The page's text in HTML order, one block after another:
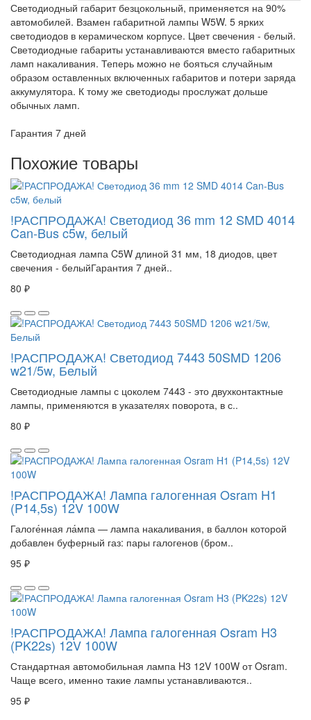
Светодиодный габарит безцокольный, применяется на 90%
автомобилей. Взамен габаритной лампы W5W. 5 ярких
светодиодов в керамическом корпусе. Цвет свечения - белый.
Светодиодные габариты устанавливаются вместо габаритных
ламп накаливания. Теперь можно не бояться случайным
образом оставленных включенных габаритов и потери заряда
аккумулятора. К тому же светодиоды прослужат дольше
обычных ламп.
Гарантия 7 дней
Похожие товары
!РАСПРОДАЖА! Светодиод 36 mm 12 SMD 4014
Can-Bus c5w, белый
Светодиодная лампа C5W длиной 31 мм, 18 диодов, цвет
свечения - белыйГарантия 7 дней..
80 ₽
!РАСПРОДАЖА! Светодиод 7443 50SMD 1206
w21/5w, Белый
Светодиодные лампы с цоколем 7443 - это двухконтактные
лампы, применяются в указателях поворота, в с..
80 ₽
!РАСПРОДАЖА! Лампа галогенная Osram H1
(P14,5s) 12V 100W
Галоге́нная ла́мпа — лампа накаливания, в баллон которой
добавлен буферный газ: пары галогенов (бром..
95 ₽
!РАСПРОДАЖА! Лампа галогенная Osram H3
(PK22s) 12V 100W
Стандартная автомобильная лампа H3 12V 100W от Osram.
Чаще всего, именно такие лампы устанавливаются..
95 ₽